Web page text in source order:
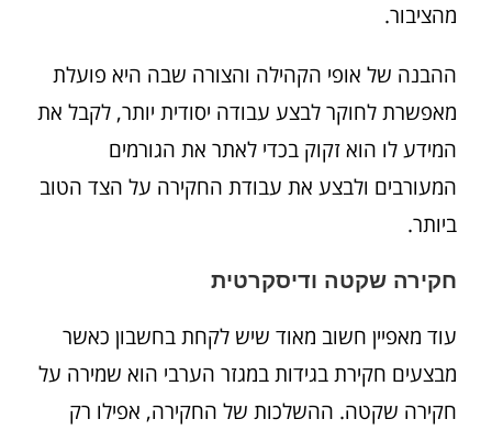
מהציבור.
ההבנה של אופי הקהילה והצורה שבה היא פועלת
מאפשרת לחוקר לבצע עבודה יסודית יותר, לקבל את
המידע לו הוא זקוק בכדי לאתר את הגורמים
המעורבים ולבצע את עבודת החקירה על הצד הטוב
ביותר.
חקירה שקטה ודיסקרטית
עוד מאפיין חשוב מאוד שיש לקחת בחשבון כאשר
מבצעים חקירת בגידות במגזר הערבי הוא שמירה על
חקירה שקטה. ההשלכות של החקירה, אפילו רק